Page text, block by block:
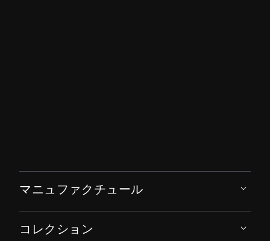
マニュファクチュール
コレクション